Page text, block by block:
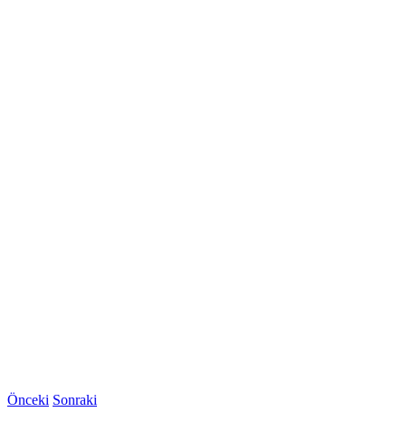
Önceki Sonraki